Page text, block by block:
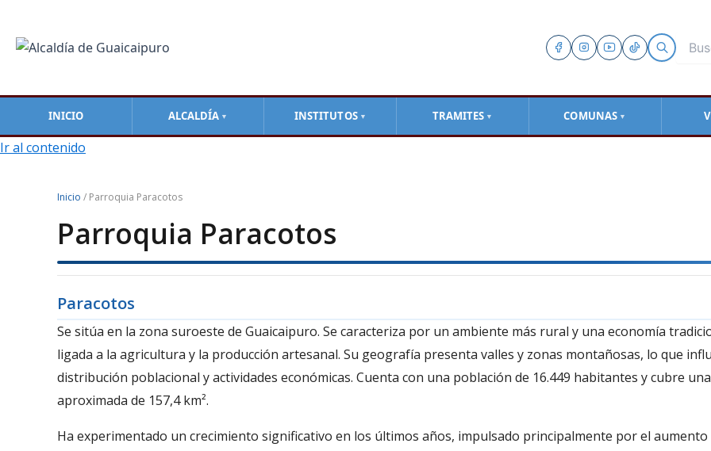
INICIO ALCALDÍA ▼ INSTITUTOS ▼ TRAMITES ▼ COMUNAS ▼
Ir al contenido
Inicio / Parroquia Paracotos
Parroquia Paracotos
Paracotos
Se sitúa en la zona suroeste de Guaicaipuro. Se caracteriza por un ambiente más rural y una economía
ligada a la agricultura y la producción artesanal. Su geografía presenta valles y zonas montañosas, lo que
distribución poblacional y actividades económicas. Cuenta con una población de 16.449 habitantes y cubre
aproximada de 157,4 km².
Ha experimentado un crecimiento significativo en los últimos años, impulsado principalmente por el aumento